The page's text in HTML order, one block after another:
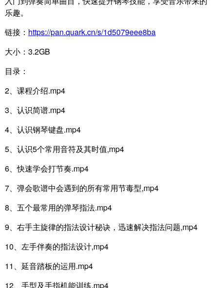
乐趣。
链接： https://pan.quark.cn/s/1d5079eee8ba
大小：3.2GB
目录：
2、课程介绍.mp4
3、认识简谱.mp4
4、认识钢琴键盘.mp4
5、认识5个常用音符及其时值,mp4
6、快速学会打节奏.mp4
7、弹会歌谱中会遇到的所有常用节毒型,mp4
8、五个最常用的弹琴指法.mp4
9、右手主旋律的指法设计秘诀，迅速解决指法问题,mp4
10、左手伴奏的指法设计,mp4
11、延音踏板的运用.mp4
12、手型及手指机能训练.mp4